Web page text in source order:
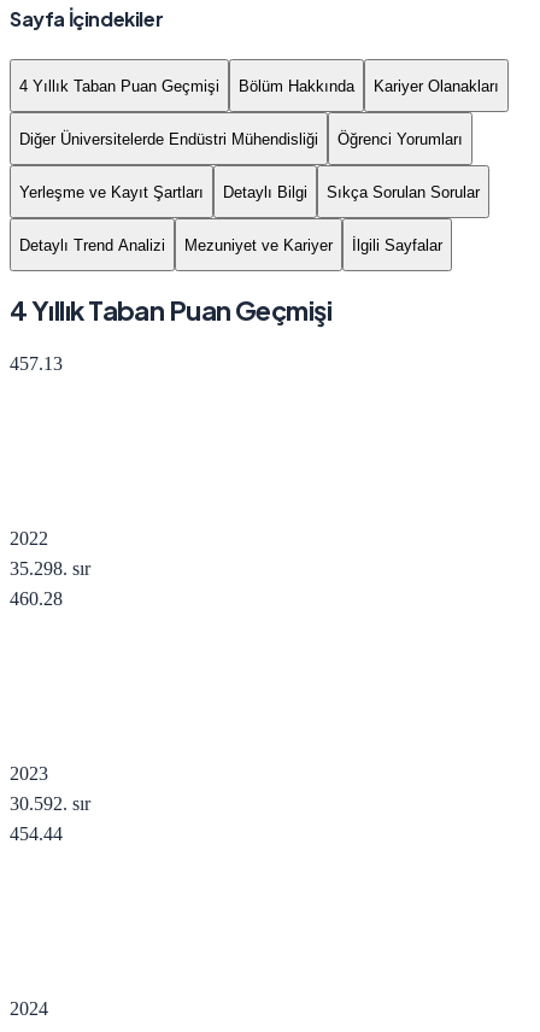
Sayfa İçindekiler
4 Yıllık Taban Puan Geçmişi Bölüm Hakkında Kariyer Olanakları
Diğer Üniversitelerde Endüstri Mühendisliği Öğrenci Yorumları
Yerleşme ve Kayıt Şartları Detaylı Bilgi Sıkça Sorulan Sorular
Detaylı Trend Analizi Mezuniyet ve Kariyer İlgili Sayfalar
4 Yıllık Taban Puan Geçmişi
457.13
2022
35.298. sır
460.28
2023
30.592. sır
454.44
2024